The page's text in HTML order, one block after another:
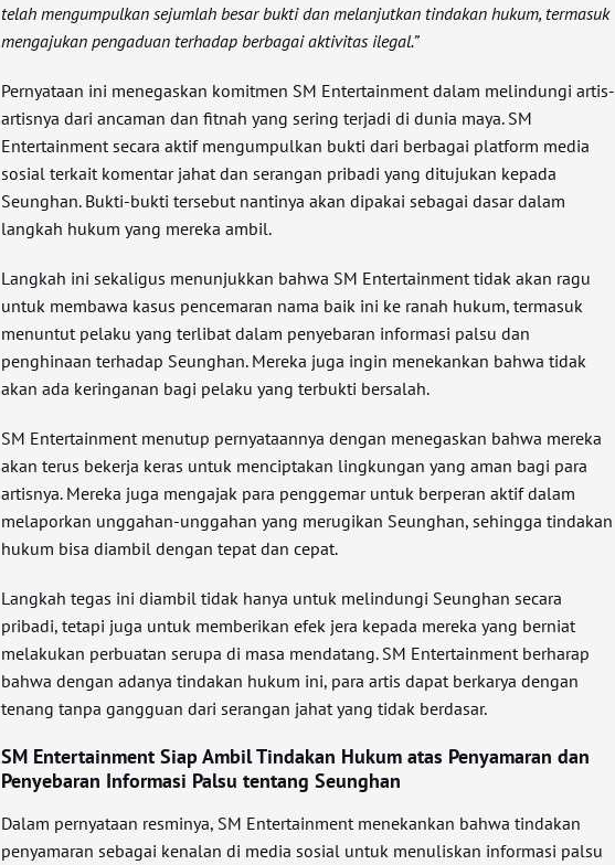
telah mengumpulkan sejumlah besar bukti dan melanjutkan tindakan hukum, termasuk
mengajukan pengaduan terhadap berbagai aktivitas ilegal.”
Pernyataan ini menegaskan komitmen SM Entertainment dalam melindungi artis-
artisnya dari ancaman dan fitnah yang sering terjadi di dunia maya. SM
Entertainment secara aktif mengumpulkan bukti dari berbagai platform media
sosial terkait komentar jahat dan serangan pribadi yang ditujukan kepada
Seunghan. Bukti-bukti tersebut nantinya akan dipakai sebagai dasar dalam
langkah hukum yang mereka ambil.
Langkah ini sekaligus menunjukkan bahwa SM Entertainment tidak akan ragu
untuk membawa kasus pencemaran nama baik ini ke ranah hukum, termasuk
menuntut pelaku yang terlibat dalam penyebaran informasi palsu dan
penghinaan terhadap Seunghan. Mereka juga ingin menekankan bahwa tidak
akan ada keringanan bagi pelaku yang terbukti bersalah.
SM Entertainment menutup pernyataannya dengan menegaskan bahwa mereka
akan terus bekerja keras untuk menciptakan lingkungan yang aman bagi para
artisnya. Mereka juga mengajak para penggemar untuk berperan aktif dalam
melaporkan unggahan-unggahan yang merugikan Seunghan, sehingga tindakan
hukum bisa diambil dengan tepat dan cepat.
Langkah tegas ini diambil tidak hanya untuk melindungi Seunghan secara
pribadi, tetapi juga untuk memberikan efek jera kepada mereka yang berniat
melakukan perbuatan serupa di masa mendatang. SM Entertainment berharap
bahwa dengan adanya tindakan hukum ini, para artis dapat berkarya dengan
tenang tanpa gangguan dari serangan jahat yang tidak berdasar.
SM Entertainment Siap Ambil Tindakan Hukum atas Penyamaran dan
Penyebaran Informasi Palsu tentang Seunghan
Dalam pernyataan resminya, SM Entertainment menekankan bahwa tindakan
penyamaran sebagai kenalan di media sosial untuk menuliskan informasi palsu